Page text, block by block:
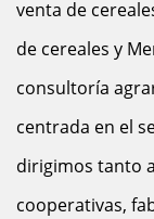
venta de
de cereales y
consultoría
centrada en el
dirigimos tanto
cooperativas,